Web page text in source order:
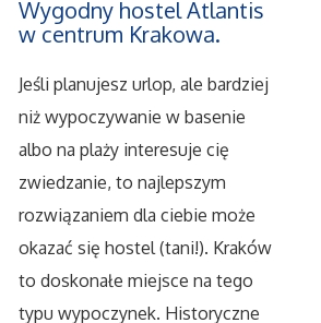
Salony Kosmetyczne
Oprogramowanie
Oprogramowanie
Strony Internetowe
Kontakt
Wygodny hostel Atlantis
w centrum Krakowa.
Jeśli planujesz urlop, ale bardziej
niż wypoczywanie w basenie
albo na plaży interesuje cię
zwiedzanie, to najlepszym
rozwiązaniem dla ciebie może
okazać się hostel (tani!). Kraków
to doskonałe miejsce na tego
typu wypoczynek. Historyczne